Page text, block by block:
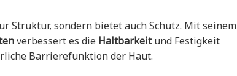
Struktur, sondern bietet auch Schutz. Mit seinem
verbessert es die Haltbarkeitund Festigkeit
Barrierefunktion der Haut.